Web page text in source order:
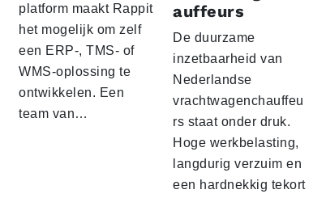
platform maakt Rappit
het mogelijk om zelf
een ERP-, TMS- of
WMS-oplossing te
ontwikkelen. Een
team van…
auffeurs
De duurzame
inzetbaarheid van
Nederlandse
vrachtwagenchauffeu
rs staat onder druk.
Hoge werkbelasting,
langdurig verzuim en
een hardnekkig tekort